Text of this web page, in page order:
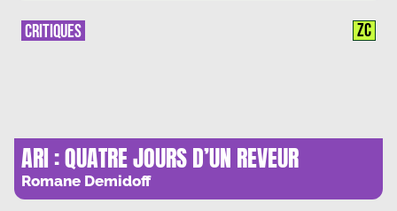
ARI : QUATRE JOURS D’UN REVEUR
Romane Demidoff
CRITIQUES ZC